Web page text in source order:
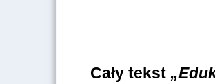
Cały tekst